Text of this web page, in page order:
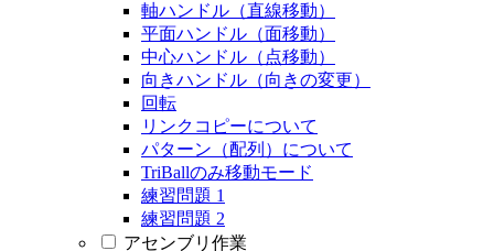
軸ハンドル（直線移動）
平面ハンドル（面移動）
中心ハンドル（点移動）
向きハンドル（向きの変更）
回転
リンクコピーについて
パターン（配列）について
TriBallのみ移動モード
練習問題 1
練習問題 2
アセンブリ作業